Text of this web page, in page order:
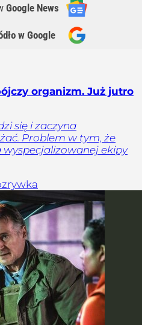
Google News
w Google
organizm. Już jutro
się i zaczyna
Problem w tym, że
ekipy